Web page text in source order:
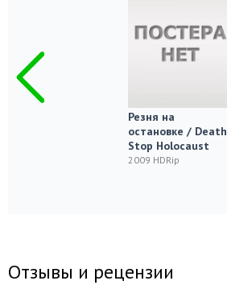
Резня на
остановке / Death
Stop Holocaust
2009 HDRip
Отзывы и рецензии